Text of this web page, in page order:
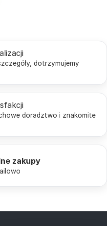
dotrzymujemy
doradztwo i znakomite
zakupy